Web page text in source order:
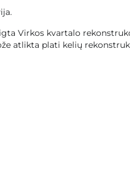
Virkos kvartalo
atlikta plati kelių